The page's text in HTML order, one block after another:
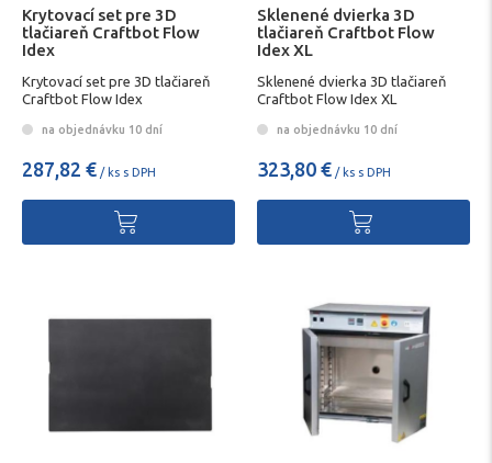
Krytovací set pre 3D
tlačiareň Craftbot Flow
Idex
Krytovací set pre 3D tlačiareň
Craftbot Flow Idex
na objednávku 10 dní
287,82 € / ks s DPH
Sklenené dvierka 3D
tlačiareň Craftbot Flow
Idex XL
Sklenené dvierka 3D tlačiareň
Craftbot Flow Idex XL
na objednávku 10 dní
323,80 € / ks s DPH